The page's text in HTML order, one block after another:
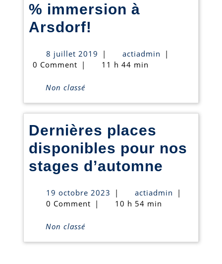
% immersion à
Arsdorf!
pour
100
%
immersion
à
Arsdorf!
8 juillet 2019
juillet
| actiadmin actiadmin
|
0 Comment | 11 h 44 min
Non classé
Dernières places
disponibles pour nos
stages d’automne
19 octobre 2023 19
octobre
| actiadmin actiadmin
|
0 Comment | 10 h 54 min
Non classé